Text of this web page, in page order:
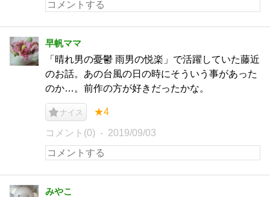
早帆ママ
「晴れ男の憂鬱 雨男の悦楽」で活躍していた藤近
のお話。あの台風の日の時にそういう事があった
のか…。前作の方が好きだったかな。
ナイス ★4
コメント(0) 2019/09/03
みやこ